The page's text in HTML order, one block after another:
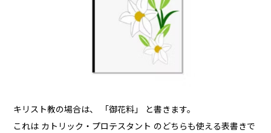
キリスト教の場合は、 「御花料」 と書きます。
これは カトリック・プロテスタント のどちらも使える表書きで